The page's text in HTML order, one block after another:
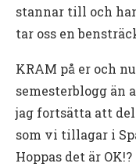
stannar till och
tar oss en
KRAM på er och
semesterblogg
jag fortsätta att
som vi tillagar i
Hoppas det är OK!?